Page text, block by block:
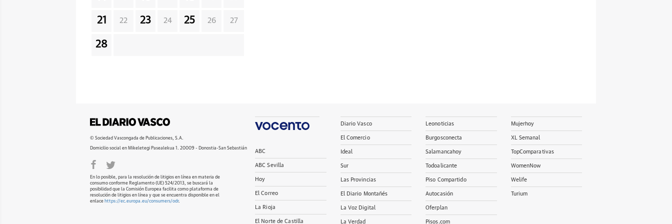
21 22 23 24 25 26 27
28
© Sociedad Vascongada de Publicaciones, S.A.
Domicilio social en Mikeletegi Pasealekua 1. 20009 - Donostia-San Sebastián
En lo posible, para la resolución de litigios en línea en materia de
consumo conforme Reglamento (UE) 524/2013, se buscará la
posibilidad que la Comisión Europea facilita como plataforma de
resolución de litigios en línea y que se encuentra disponible en el
enlace https://ec.europa.eu/consumers/odr.
ABC
ABC Sevilla
Hoy
El Correo
La Rioja
El Norte de Castilla
Diario Vasco
El Comercio
Ideal
Sur
Las Provincias
El Diario Montañés
La Voz Digital
La Verdad
Leonoticias
Burgosconecta
Salamancahoy
Todoalicante
Piso Compartido
Autocasión
Oferplan
Pisos.com
Mujerhoy
XL Semanal
TopComparativas
WomenNow
Welife
Turium